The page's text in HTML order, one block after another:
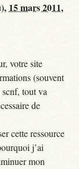
15 mars 2011,
votre site
(souvent
tout va
de
cette ressource
j’ai
mon